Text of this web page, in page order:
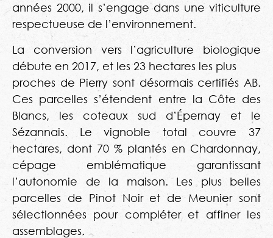
années 2000, il s’engage dans une viticulture
respectueuse de l’environnement.
La conversion vers l’agriculture biologique
débute en 2017, et les 23 hectares les plus
proches de Pierry sont désormais certifiés AB.
Ces parcelles s’étendent entre la Côte des
Blancs, les coteaux sud d’Épernay et le
Sézannais. Le vignoble total couvre 37
hectares, dont 70 % plantés en Chardonnay,
cépage emblématique garantissant
l’autonomie de la maison. Les plus belles
parcelles de Pinot Noir et de Meunier sont
sélectionnées pour compléter et affiner les
assemblages.